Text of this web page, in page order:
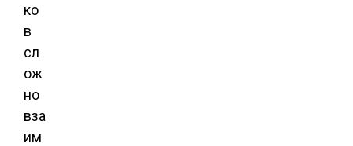
ко
в
сл
ож
но
вза
им